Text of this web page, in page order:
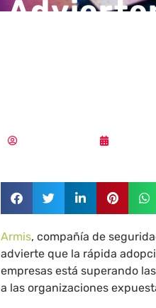
Armis, compañía de
advierte que la rápida
empresas está superando
a las organizaciones